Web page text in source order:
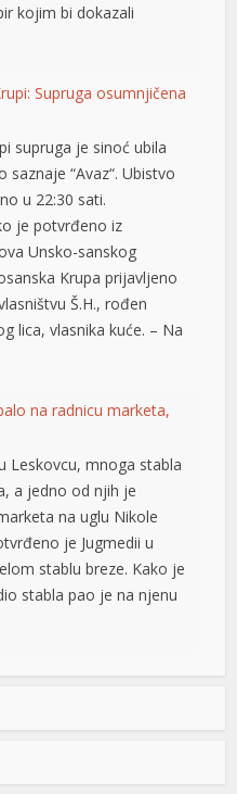
kojim bi dokazali
Supruga osumnjičena
supruga je sinoć ubila
saznaje “Avaz“. Ubistvo
u 22:30 sati.
je potvrđeno iz
Unsko-sanskog
Krupa prijavljeno
Š.H., rođen
lica, vlasnika kuće. – Na
na radnicu marketa,
Leskovcu, mnoga stabla
a jedno od njih je
na uglu Nikole
je Jugmedii u
stablu breze. Kako je
stabla pao je na njenu
javnosti: Muškarac džet
plaže u Ninu izazvao je
skiju prilazi